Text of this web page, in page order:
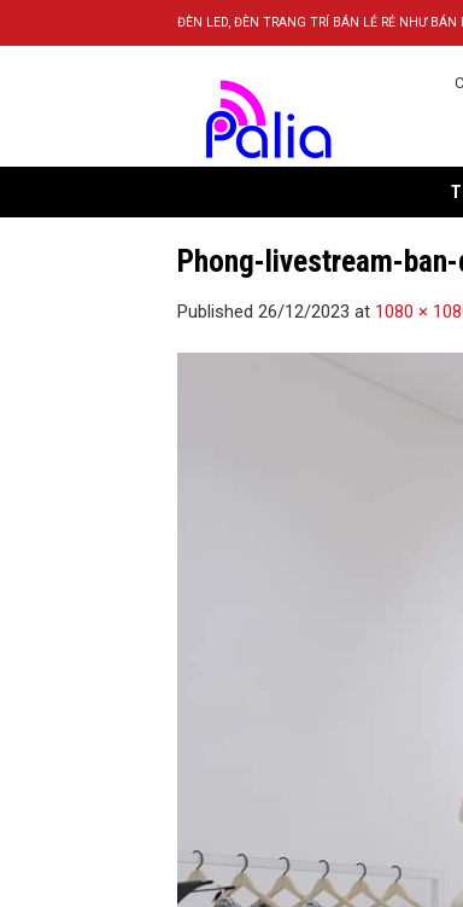
to
ĐÈN LED, ĐÈN TRANG TRÍ BÁN LẺ RẺ NHƯ BÁN
Phong-livestream-
Published 26/12/2023 at 1080 ×